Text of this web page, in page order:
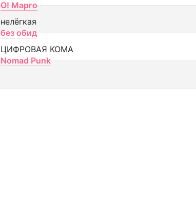
О! Марго
нелёгкая
без обид
ЦИФРОВАЯ КОМА
Nomad Punk